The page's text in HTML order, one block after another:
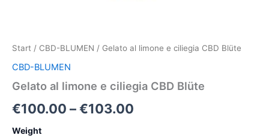
Start / CBD-BLUMEN / Gelato al limone e ciliegia CBD Blüte
CBD-BLUMEN
Gelato al limone e ciliegia CBD Blüte
€100.00 –€103.00
Weight